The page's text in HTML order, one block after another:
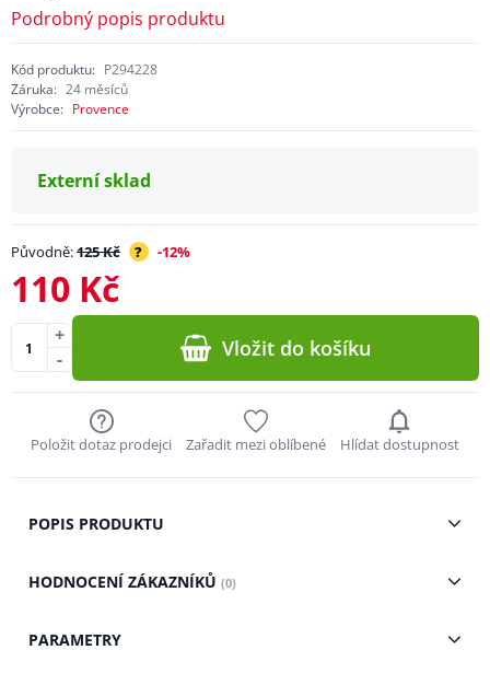
Podrobný popis produktu
Kód produktu: P294228
Záruka: 24 měsíců
Výrobce: Provence
Externí sklad
Původně:125 Kč ? -12%
110 Kč
-
+ Vložit do košíku
Položit dotaz prodejci Zařadit mezi oblíbené Hlídat dostupnost
POPIS PRODUKTU
HODNOCENÍ ZÁKAZNÍKŮ (0)
PARAMETRY